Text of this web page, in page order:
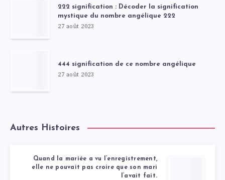
222 signification : Décoder la signification
mystique du nombre angélique 222
27 août 2023
444 signification de ce nombre angélique
27 août 2023
Autres Histoires
Quand la mariée a vu l’enregistrement,
elle ne pouvait pas croire que son mari
l’avait fait.